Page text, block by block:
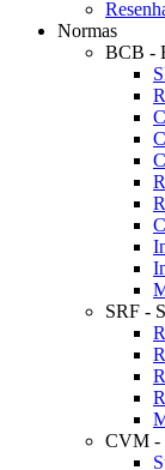
Normas
BCB -
SRF -
CVM -